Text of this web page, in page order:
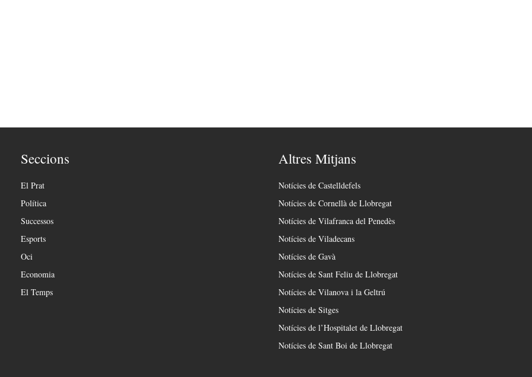
Seccions
El Prat
Política
Successos
Esports
Oci
Economia
El Temps
Altres Mitjans
Notícies de Castelldefels
Notícies de Cornellà de Llobregat
Notícies de Vilafranca del Penedès
Notícies de Viladecans
Notícies de Gavà
Notícies de Sant Feliu de Llobregat
Notícies de Vilanova i la Geltrú
Notícies de Sitges
Notícies de l’Hospitalet de Llobregat
Notícies de Sant Boi de Llobregat